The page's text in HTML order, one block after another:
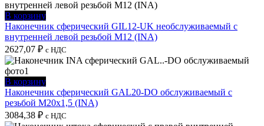
В корзину
Наконечник сферический GIL12-UK необслуживаемый с
внутренней левой резьбой M12 (INA)
2627,07 ₽ с НДС
В корзину
Наконечник сферический GAL20-DO обслуживаемый с
резьбой M20x1,5 (INA)
3084,38 ₽ с НДС